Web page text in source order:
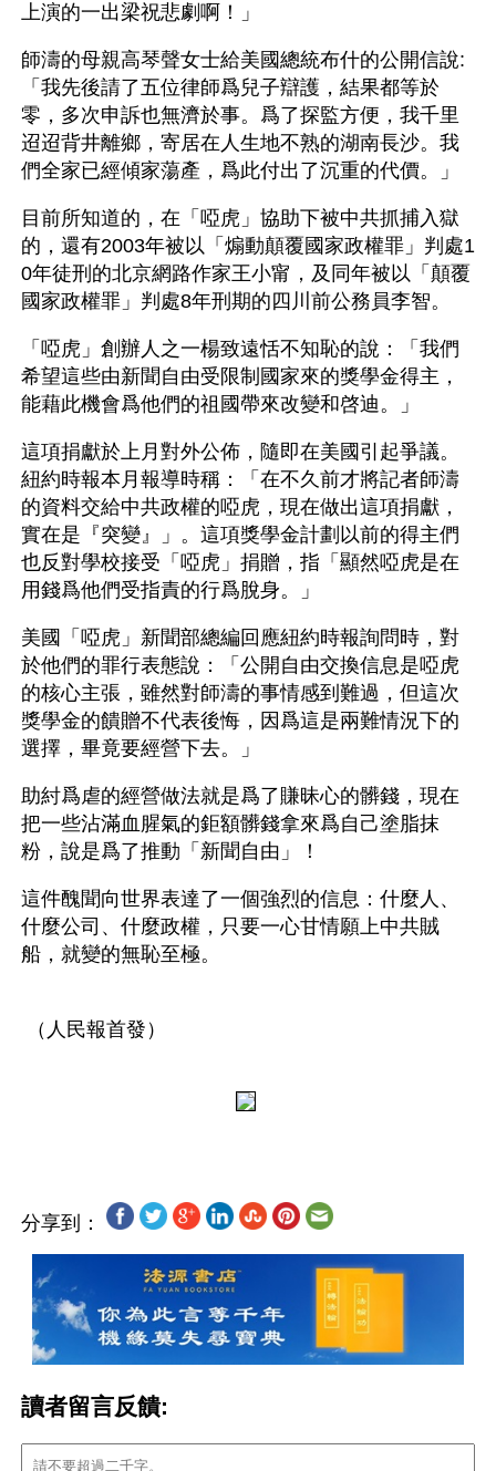
上演的一出梁祝悲劇啊！」
師濤的母親高琴聲女士給美國總統布什的公開信說:
「我先後請了五位律師爲兒子辯護，結果都等於
零，多次申訴也無濟於事。爲了探監方便，我千里
迢迢背井離鄉，寄居在人生地不熟的湖南長沙。我
們全家已經傾家蕩產，爲此付出了沉重的代價。」
目前所知道的，在「啞虎」協助下被中共抓捕入獄
的，還有2003年被以「煽動顛覆國家政權罪」判處1
0年徒刑的北京網路作家王小甯，及同年被以「顛覆
國家政權罪」判處8年刑期的四川前公務員李智。
「啞虎」創辦人之一楊致遠恬不知恥的說：「我們
希望這些由新聞自由受限制國家來的獎學金得主，
能藉此機會爲他們的祖國帶來改變和啓迪。」
這項捐獻於上月對外公佈，隨即在美國引起爭議。
紐約時報本月報導時稱：「在不久前才將記者師濤
的資料交給中共政權的啞虎，現在做出這項捐獻，
實在是『突變』」。這項獎學金計劃以前的得主們
也反對學校接受「啞虎」捐贈，指「顯然啞虎是在
用錢爲他們受指責的行爲脫身。」
美國「啞虎」新聞部總編回應紐約時報詢問時，對
於他們的罪行表態說：「公開自由交換信息是啞虎
的核心主張，雖然對師濤的事情感到難過，但這次
獎學金的饋贈不代表後悔，因爲這是兩難情況下的
選擇，畢竟要經營下去。」
助紂爲虐的經營做法就是爲了賺昧心的髒錢，現在
把一些沾滿血腥氣的鉅額髒錢拿來爲自己塗脂抹
粉，說是爲了推動「新聞自由」！
這件醜聞向世界表達了一個強烈的信息：什麼人、
什麼公司、什麼政權，只要一心甘情願上中共賊
船，就變的無恥至極。
（人民報首發）
分享到：
讀者留言反饋: